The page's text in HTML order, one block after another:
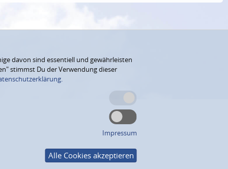
davon sind essentiell und gewährleisten
stimmst Du der Verwendung dieser
Impressum
Alle Cookies akzeptieren